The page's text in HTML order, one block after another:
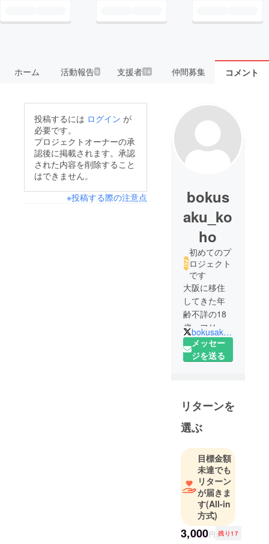
ホーム 活動報告9 支援者 14 仲間募集 コメント
投稿するには ログイン が
必要です。
プロジェクトオーナーの承
認後に掲載されます。承認
された内容を削除すること
はできません。
※投稿する際の注意点
bokus
aku_ko
ho
初めてのプ
ロジェクト
です
大阪に移住
してきた年
齢不詳の18
歳、フリー
アイドル
「撲我さく
DMにて受付
ておりま
す。 さくら
@Bokuga_S
akura ライブ
情報のみ
@bokusaku_
bokusaku_koho
メッセー
ジを送る
リターンを
選ぶ
目標金額
未達でも
リターン
が届きま
す(All-in
方式)
3,000円 残り17